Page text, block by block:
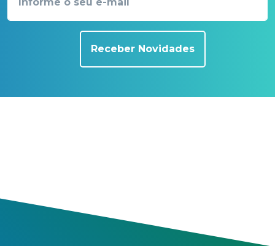
Receber Novidades